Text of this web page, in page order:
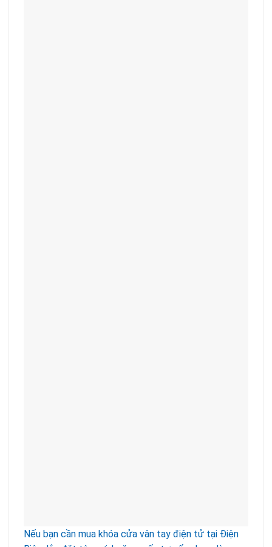
Nếu bạn cần mua khóa cửa vân tay điện tử tại Điện